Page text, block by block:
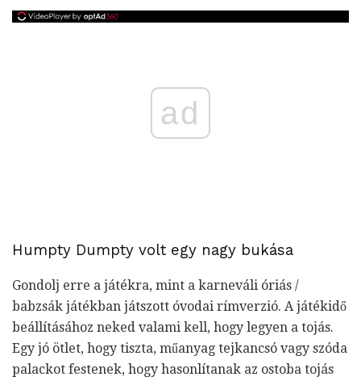
ad
Humpty Dumpty volt egy nagy bukása
Gondolj erre a játékra, mint a karneváli óriás /
babzsák játékban játszott óvodai rímverzió. A játékidő
beállításához neked valami kell, hogy legyen a tojás.
Egy jó ötlet, hogy tiszta, műanyag tejkancsó vagy szóda
palackot festenek, hogy hasonlítanak az ostoba tojás